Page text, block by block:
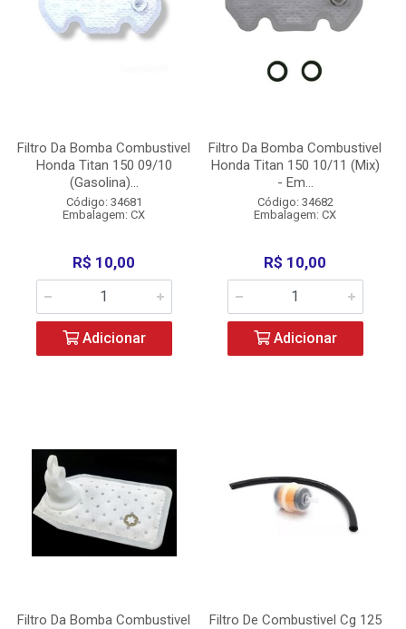
Filtro Da Bomba Combustivel
Honda Titan 150 09/10
(Gasolina)...
Código: 34681
Embalagem: CX
R$ 10,00
Adicionar
Filtro Da Bomba Combustivel
Honda Titan 150 10/11 (Mix)
- Em...
Código: 34682
Embalagem: CX
R$ 10,00
Adicionar
Filtro Da Bomba Combustivel Filtro De Combustivel Cg 125